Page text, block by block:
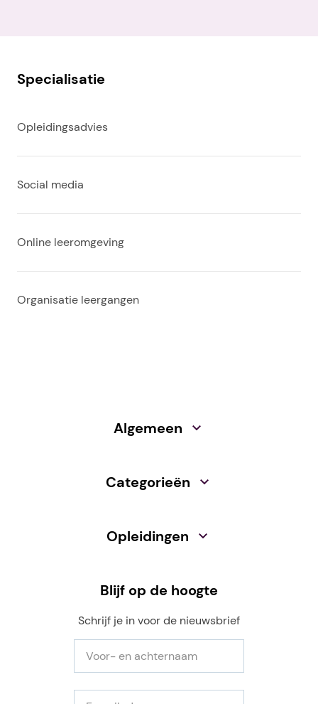
Specialisatie
Opleidingsadvies
Social media
Online leeromgeving
Organisatie leergangen
Algemeen
Categorieën
Opleidingen
Blijf op de hoogte
Schrijf je in voor de nieuwsbrief